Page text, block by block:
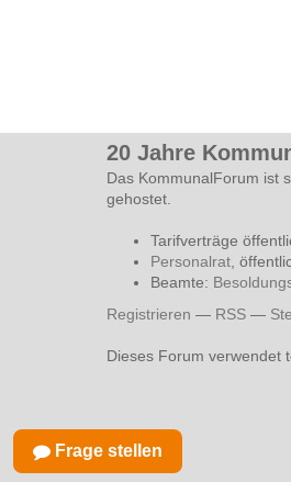
Frage stellen
20 Jahre
Das KommunalForum ist
gehostet.
Tarifverträge
Personalrat ,
Beamte:
Registrieren — RSS —
Dieses Forum verwendet